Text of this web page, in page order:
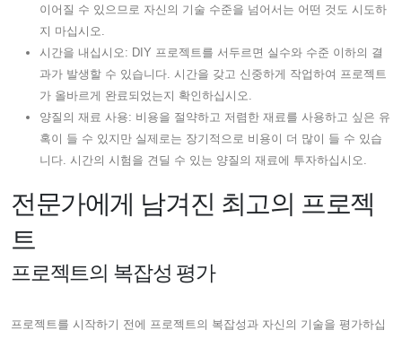
이어질 수 있으므로 자신의 기술 수준을 넘어서는 어떤 것도 시도하
지 마십시오.
시간을 내십시오: DIY 프로젝트를 서두르면 실수와 수준 이하의 결
과가 발생할 수 있습니다. 시간을 갖고 신중하게 작업하여 프로젝트
가 올바르게 완료되었는지 확인하십시오.
양질의 재료 사용: 비용을 절약하고 저렴한 재료를 사용하고 싶은 유
혹이 들 수 있지만 실제로는 장기적으로 비용이 더 많이 들 수 있습
니다. 시간의 시험을 견딜 수 있는 양질의 재료에 투자하십시오.
전문가에게 남겨진 최고의 프로젝
트
프로젝트의 복잡성 평가
프로젝트를 시작하기 전에 프로젝트의 복잡성과 자신의 기술을 평가하십